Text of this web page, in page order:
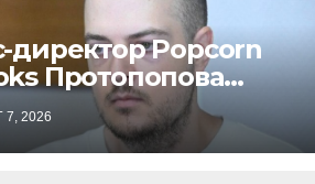
директор Popcorn
Протопопова
к 4 годам
за пропаганду
среди
7, 2026